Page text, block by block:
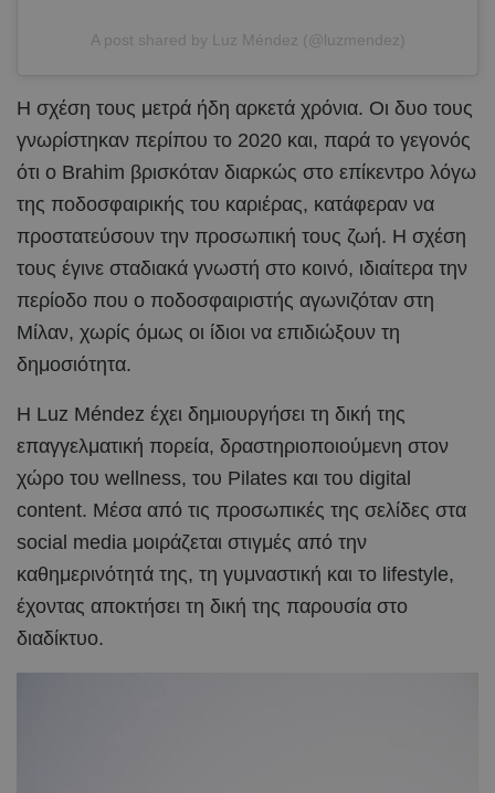
A post shared by Luz Méndez (@luzmendez)
Η σχέση τους μετρά ήδη αρκετά χρόνια. Οι δυο τους
γνωρίστηκαν περίπου το 2020 και, παρά το γεγονός
ότι ο Brahim βρισκόταν διαρκώς στο επίκεντρο λόγω
της ποδοσφαιρικής του καριέρας, κατάφεραν να
προστατεύσουν την προσωπική τους ζωή. Η σχέση
τους έγινε σταδιακά γνωστή στο κοινό, ιδιαίτερα την
περίοδο που ο ποδοσφαιριστής αγωνιζόταν στη
Μίλαν, χωρίς όμως οι ίδιοι να επιδιώξουν τη
δημοσιότητα.
Η Luz Méndez έχει δημιουργήσει τη δική της
επαγγελματική πορεία, δραστηριοποιούμενη στον
χώρο του wellness, του Pilates και του digital
content. Μέσα από τις προσωπικές της σελίδες στα
social media μοιράζεται στιγμές από την
καθημερινότητά της, τη γυμναστική και το lifestyle,
έχοντας αποκτήσει τη δική της παρουσία στο
διαδίκτυο.